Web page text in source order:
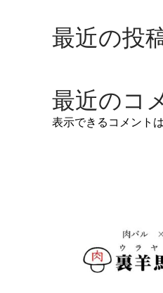
最近の投
最近のコ
表示できるコメント